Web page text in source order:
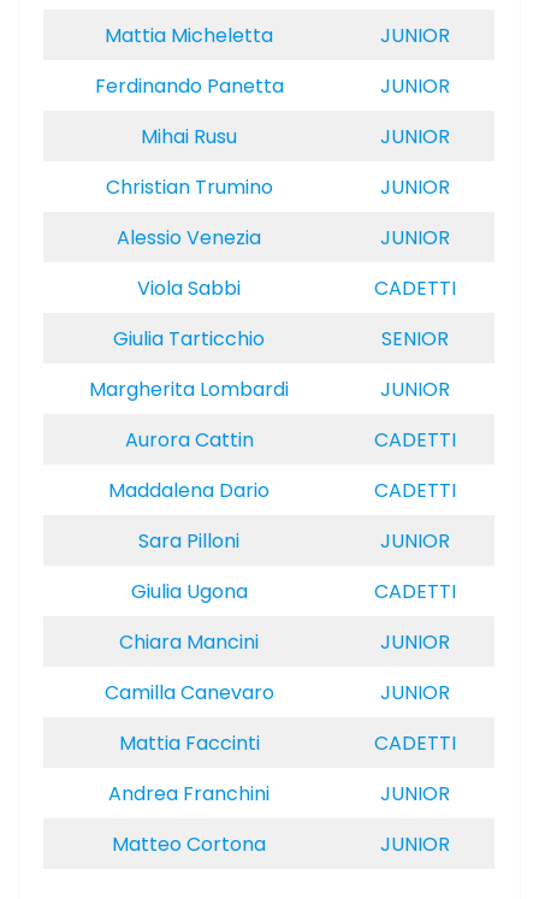
Mattia Micheletta
JUNIOR
Ferdinando Panetta
JUNIOR
Mihai Rusu
JUNIOR
Christian Trumino
JUNIOR
Alessio Venezia
JUNIOR
Viola Sabbi
CADETTI
Giulia Tarticchio
SENIOR
Margherita Lombardi
JUNIOR
Aurora Cattin
CADETTI
Maddalena Dario
CADETTI
Sara Pilloni
JUNIOR
Giulia Ugona
CADETTI
Chiara Mancini
JUNIOR
Camilla Canevaro
JUNIOR
Mattia Faccinti
CADETTI
Andrea Franchini
JUNIOR
Matteo Cortona
JUNIOR